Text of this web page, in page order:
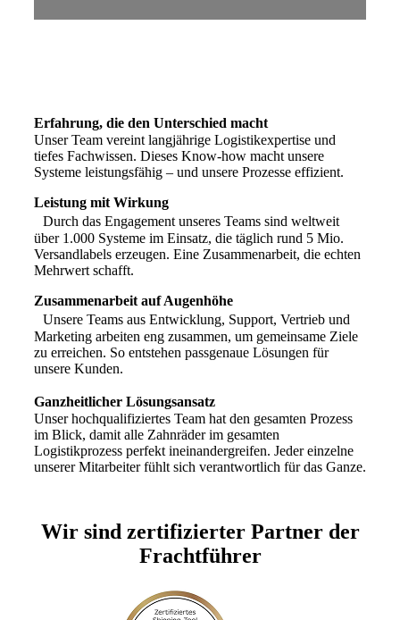
Erfahrung, die den Unterschied macht
Unser Team vereint langjährige Logistikexpertise und
tiefes Fachwissen. Dieses Know-how macht unsere
Systeme leistungsfähig – und unsere Prozesse effizient.
Leistung mit Wirkung
Durch das Engagement unseres Teams sind weltweit
über 1.000 Systeme im Einsatz, die täglich rund 5 Mio.
Versandlabels erzeugen. Eine Zusammenarbeit, die echten
Mehrwert schafft.
Zusammenarbeit auf Augenhöhe
Unsere Teams aus Entwicklung, Support, Vertrieb und
Marketing arbeiten eng zusammen, um gemeinsame Ziele
zu erreichen. So entstehen passgenaue Lösungen für
unsere Kunden.
Ganzheitlicher Lösungsansatz
Unser hochqualifiziertes Team hat den gesamten Prozess
im Blick, damit alle Zahnräder im gesamten
Logistikprozess perfekt ineinandergreifen. Jeder einzelne
unserer Mitarbeiter fühlt sich verantwortlich für das Ganze.
Wir sind zertifizierter Partner der
Frachtführer